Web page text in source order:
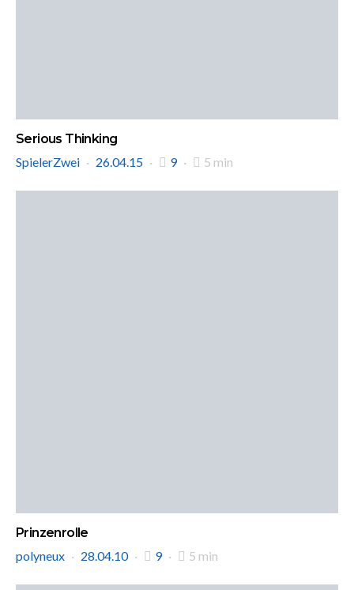
Serious Thinking
SpielerZwei
26.04.15 9 5 min
Prinzenrolle
polyneux
28.04.10 9 5 min